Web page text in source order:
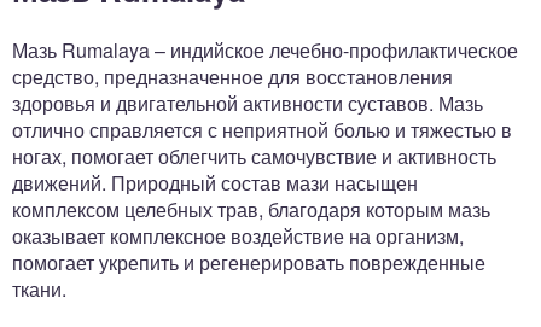
Мазь Rumalaya – индийское лечебно-профилактическое
средство, предназначенное для восстановления
здоровья и двигательной активности суставов. Мазь
отлично справляется с неприятной болью и тяжестью в
ногах, помогает облегчить самочувствие и активность
движений. Природный состав мази насыщен
комплексом целебных трав, благодаря которым мазь
оказывает комплексное воздействие на организм,
помогает укрепить и регенерировать поврежденные
ткани.